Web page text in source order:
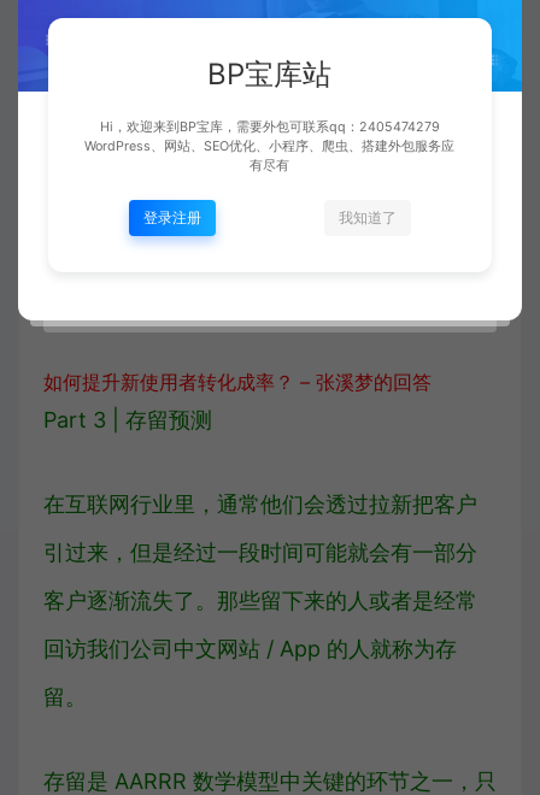
文网站 / APP 体验。以网络平台网络流量为
例，透过优选网络平台并且量化分配他们的导
入资源，能有效提升总体的转化成率。
如何用数据挖掘提升商品转化成率？ – 张溪梦的回答
如何提升新使用者转化成率？ – 张溪梦的回答
Part 3 | 存留预测
在互联网行业里，通常他们会透过拉新把客户
引过来，但是经过一段时间可能就会有一部分
客户逐渐流失了。那些留下来的人或者是经常
回访我们公司中文网站 / App 的人就称为存
留。
存留是 AARRR 数学模型中关键的环节之一，只
BP宝库站
Hi，欢迎来到BP宝库，需要外包可联系qq：2405474279
WordPress、网站、SEO优化、小程序、爬虫、搭建外包服务应
有尽有
登录注册 我知道了